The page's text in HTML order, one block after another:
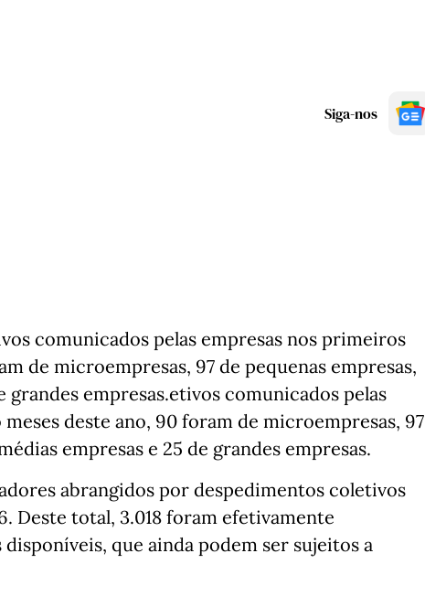
Siga-nos
comunicados pelas empresas nos primeiros
de microempresas, 97 de pequenas empresas,
grandes empresas.etivos comunicados pelas
deste ano, 90 foram de microempresas, 97
empresas e 25 de grandes empresas.
abrangidos por despedimentos coletivos
Deste total, 3.018 foram efetivamente
que ainda podem ser sujeitos a